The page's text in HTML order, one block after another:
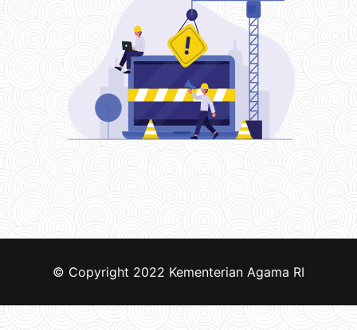
© Copyright 2022 Kementerian Agama RI